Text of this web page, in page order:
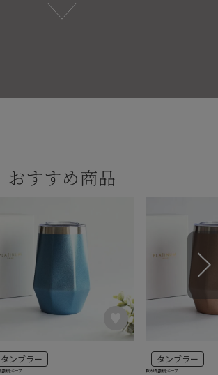
おすすめ商品
タンブラー
度をキープ
タンブラー
飲み頃温度をキープ